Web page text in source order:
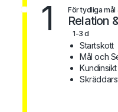
1 För tydliga mål
Relation
1-3 d
Startskott
Mål och